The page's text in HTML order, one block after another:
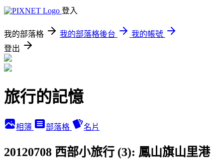
登入
我的部落格 我的部落格後台
我的帳號
登出
旅行的記憶
相簿 部落格 名片
20120708 西部小旅行 (3): 鳳山旗山里港